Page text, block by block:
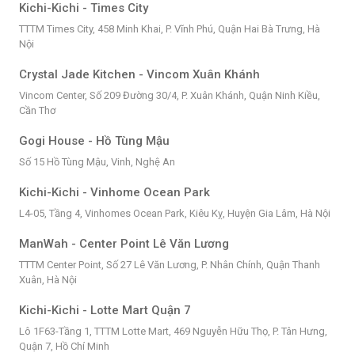
Kichi-Kichi - Times City
TTTM Times City, 458 Minh Khai, P. Vĩnh Phú, Quận Hai Bà Trưng, Hà
Nội
Crystal Jade Kitchen - Vincom Xuân Khánh
Vincom Center, Số 209 Đường 30/4, P. Xuân Khánh, Quận Ninh Kiều,
Cần Thơ
Gogi House - Hồ Tùng Mậu
Số 15 Hồ Tùng Mậu, Vinh, Nghệ An
Kichi-Kichi - Vinhome Ocean Park
L4-05, Tầng 4, Vinhomes Ocean Park, Kiêu Kỵ, Huyện Gia Lâm, Hà Nội
ManWah - Center Point Lê Văn Lương
TTTM Center Point, Số 27 Lê Văn Lương, P. Nhân Chính, Quận Thanh
Xuân, Hà Nội
Kichi-Kichi - Lotte Mart Quận 7
Lô 1F63-Tầng 1, TTTM Lotte Mart, 469 Nguyễn Hữu Thọ, P. Tân Hưng,
Quận 7, Hồ Chí Minh